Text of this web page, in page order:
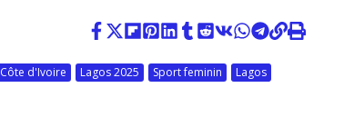
Côte d'Ivoire Lagos 2025 Sport feminin
Lagos